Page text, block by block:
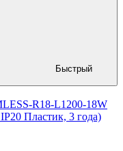
Быстрый
R18-L1200-18W
Пластик, 3 года)